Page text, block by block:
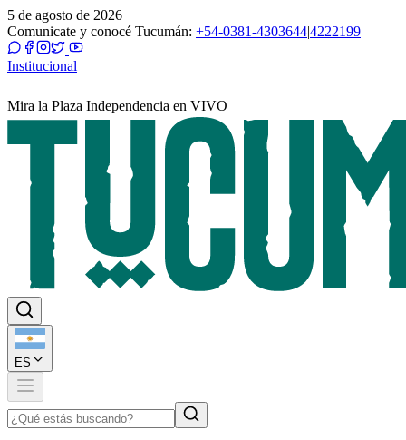
5 de agosto de 2026
Comunicate y conocé Tucumán: +54-0381-4303644|4222199|
Institucional
Mira la Plaza Independencia en VIVO
ES